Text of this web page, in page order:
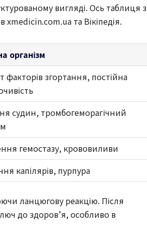
вигляді. Ось таблиця з
та Вікіпедія.
організм
факторів згортання, постійна
судин, тромбогеморагічний
гемостазу, крововиливи
капілярів, пурпура
ланцюгову реакцію. Після
до здоров’я, особливо в